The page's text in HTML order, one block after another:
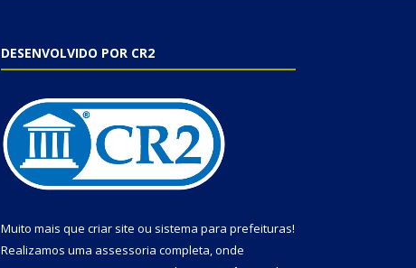
DESENVOLVIDO POR CR2
Muito mais que criar site ou sistema para prefeituras!
Realizamos uma assessoria completa, onde